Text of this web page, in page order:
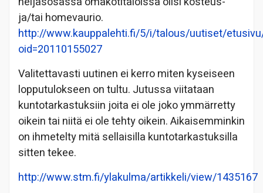
ja/tai homevaurio.
http://www.kauppalehti.fi/5/i/talous/uutiset/
oid=20110155027
Valitettavasti uutinen ei kerro miten kyseiseen
lopputulokseen on tultu. Jutussa viitataan
kuntotarkastuksiin joita ei ole joko ymmärretty
oikein tai niitä ei ole tehty oikein. Aikaisemminkin
on ihmetelty mitä sellaisilla kuntotarkastuksilla
sitten tekee.
http://www.stm.fi/ylakulma/artikkeli/view/1435167